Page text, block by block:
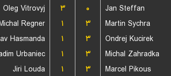
Oleg Vitrovyj
۳ ۰ Jan Steffan
Regner
۱ ۳ Martin Sychra
Hasmanda
۱ ۳ Ondrej Kucirek
Urbaniec
۱ ۳ Michal Zahradka
Jiri Louda
۱ ۳ Marcel Pikous